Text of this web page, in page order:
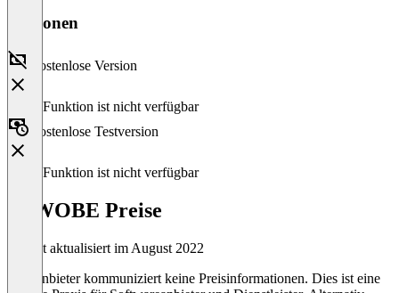
Versionen
Kostenlose Version
Diese Funktion ist nicht verfügbar
Kostenlose Testversion
Diese Funktion ist nicht verfügbar
SEWOBE Preise
Zuletzt aktualisiert im August 2022
Der Anbieter kommuniziert keine Preisinformationen. Dies ist eine